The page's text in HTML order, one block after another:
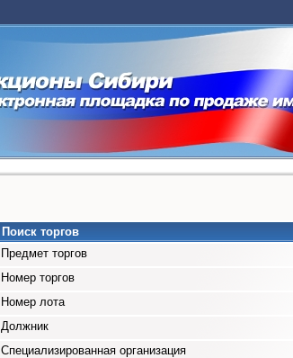
Поиск торгов
Предмет торгов
Номер торгов
Номер лота
Должник
Специализированная организация